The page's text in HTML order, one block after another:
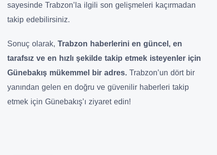
sayesinde Trabzon’la ilgili son gelişmeleri kaçırmadan
takip edebilirsiniz.
Sonuç olarak, Trabzon haberlerini en güncel, en
tarafsız ve en hızlı şekilde takip etmek isteyenler için
Günebakış mükemmel bir adres. Trabzon’un dört bir
yanından gelen en doğru ve güvenilir haberleri takip
etmek için Günebakış’ı ziyaret edin!